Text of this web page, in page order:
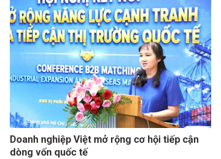
Doanh nghiệp Việt mở rộng cơ hội tiếp cận
dòng vốn quốc tế